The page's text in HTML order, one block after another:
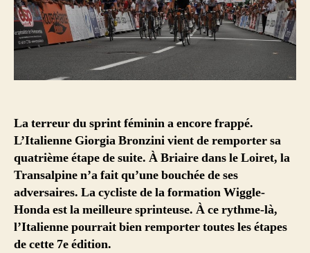
La terreur du sprint féminin a encore frappé.
L’Italienne Giorgia Bronzini vient de remporter sa
quatrième étape de suite. À Briaire dans le Loiret, la
Transalpine n’a fait qu’une bouchée de ses
adversaires. La cycliste de la formation Wiggle-
Honda est la meilleure sprinteuse. À ce rythme-là,
l’Italienne pourrait bien remporter toutes les étapes
de cette 7e édition.